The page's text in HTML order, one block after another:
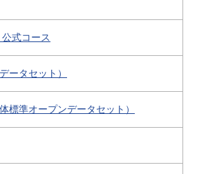
式コース
ータセット）
標準オープンデータセット）